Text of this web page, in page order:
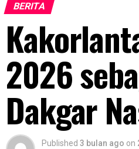
BERITA
2026
Dakgar
Published 3 bulan ago on